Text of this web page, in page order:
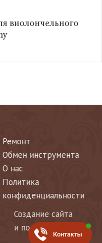
виолончельного
Ремонт
Обмен инструмента
О нас
Политика
конфиденциальности
Создание сайта
и поддержка
Контакты